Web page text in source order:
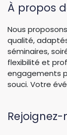
À propos
Nous
qualité,
séminaires,
flexibilité et
engagements
souci. Votre
Rejoignez-